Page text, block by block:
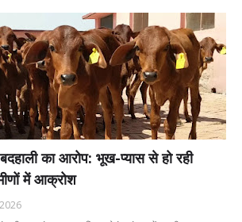
का आरोप: भूख-प्यास से हो रही
में आक्रोश